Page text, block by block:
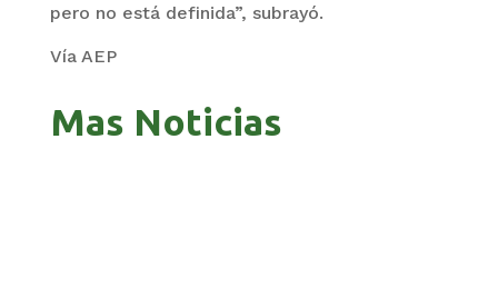
pero no está definida”, subrayó.
Vía AEP
Mas Noticias